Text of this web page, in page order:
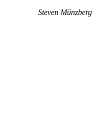
Steven Münzberg